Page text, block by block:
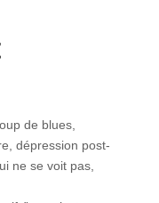
de blues,
dépression post-
ne se voit pas,